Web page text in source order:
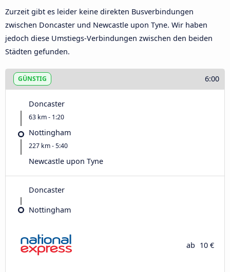
Zurzeit gibt es leider keine direkten Busverbindungen
zwischen Doncaster und Newcastle upon Tyne. Wir haben
jedoch diese Umstiegs-Verbindungen zwischen den beiden
Städten gefunden.
GÜNSTIG 6:00
Doncaster
63 km - 1:20
Nottingham
227 km - 5:40
Newcastle upon Tyne
Doncaster
Nottingham
ab 10 €